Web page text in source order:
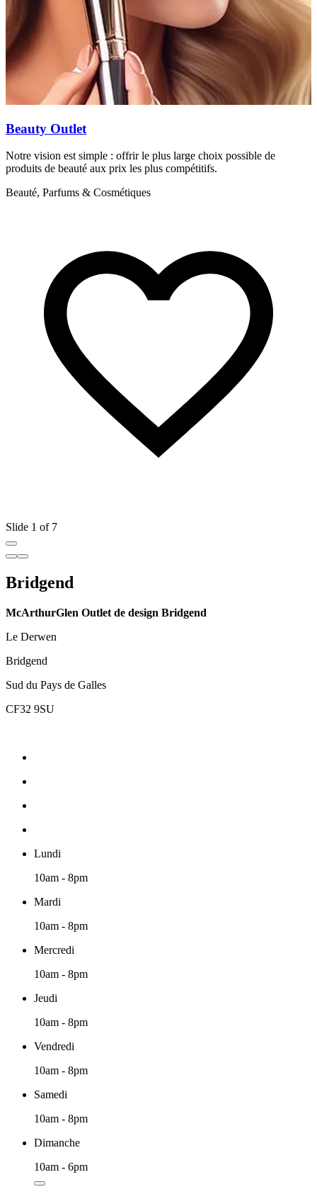
Beauty Outlet
Notre vision est simple : offrir le plus large choix possible de
produits de beauté aux prix les plus compétitifs.
Beauté, Parfums & Cosmétiques
Slide 1 of 7
Bridgend
McArthurGlen Outlet de design Bridgend
Le Derwen
Bridgend
Sud du Pays de Galles
CF32 9SU
Lundi
10am - 8pm
Mardi
10am - 8pm
Mercredi
10am - 8pm
Jeudi
10am - 8pm
Vendredi
10am - 8pm
Samedi
10am - 8pm
Dimanche
10am - 6pm